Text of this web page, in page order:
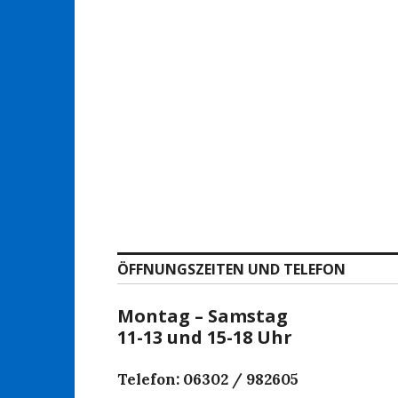
ÖFFNUNGSZEITEN UND TELEFON
Montag – Samstag
11-13 und 15-18 Uhr
Telefon: 06302 / 982605